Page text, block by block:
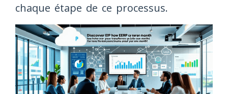
chaque étape de ce processus.